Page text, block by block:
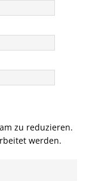
zu reduzieren.
werden.